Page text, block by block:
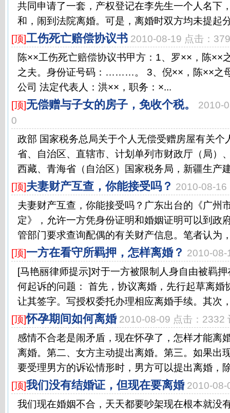
共同申请了一套，产权登记在李先生一个人名下
和，闹到法院离婚。可是，离婚时双方均未提起
[顶]工伤死亡赔偿协议书 2010-08-19 点击：
陈××工伤死亡赔偿协议书甲方：1、罗××，陈××
之夫。身份证号码：………。 3、倪××，陈××之
公司 法定代表人：洪××，职务：×...
[顶]无偿赠与子女的房子，免收个税。
2010-
0
政部 国家税务总局关于个人无偿受赠房屋有关个
省、自治区、直辖市、计划单列市财政厅（局）
西藏、青海省（自治区）国家税务局，新疆生产
[顶]夫妻财产互查，你能接受吗？ 2010-08-16
夫妻财产互查，你能接受吗？广东出台的《广州
定》，允许一方凭身份证明和婚姻证明可以到政
管部门要求查询配偶的有关财产信息。笔者认为
[顶]一方在看守所羁押，怎样离婚？ 2010-08-
[马艳丽律师提示]对于一方被限制人身自由被羁
何起诉的问题： 首先，协议离婚，先行起草离婚
让其签字。写授权委托办理相应离婚手续。其次
[顶]怀孕期间如何离婚 2010-08-09 点击：2332
感情不合老是闹矛盾，现在怀孕了，怎样才能离
离婚。第二、女方主动提出离婚。第三。如果出
要受理男方的诉讼情形时，男方可以提出离婚，
[顶]我们没有结婚证，但现在要离婚 2010-08-
我们现在婚姻不合，天天都要吵架现在根本就没